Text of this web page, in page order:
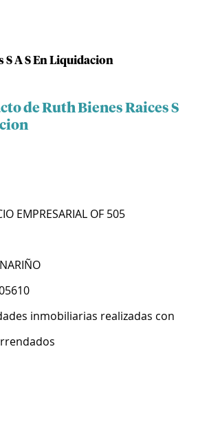
S A S En Liquidacion
de Ruth Bienes Raices S
EMPRESARIAL OF 505
NARIÑO
inmobiliarias realizadas con